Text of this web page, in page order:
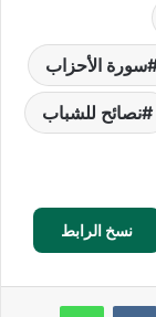
سورة الأحزاب
نصائح للشباب
نسخ الرابط